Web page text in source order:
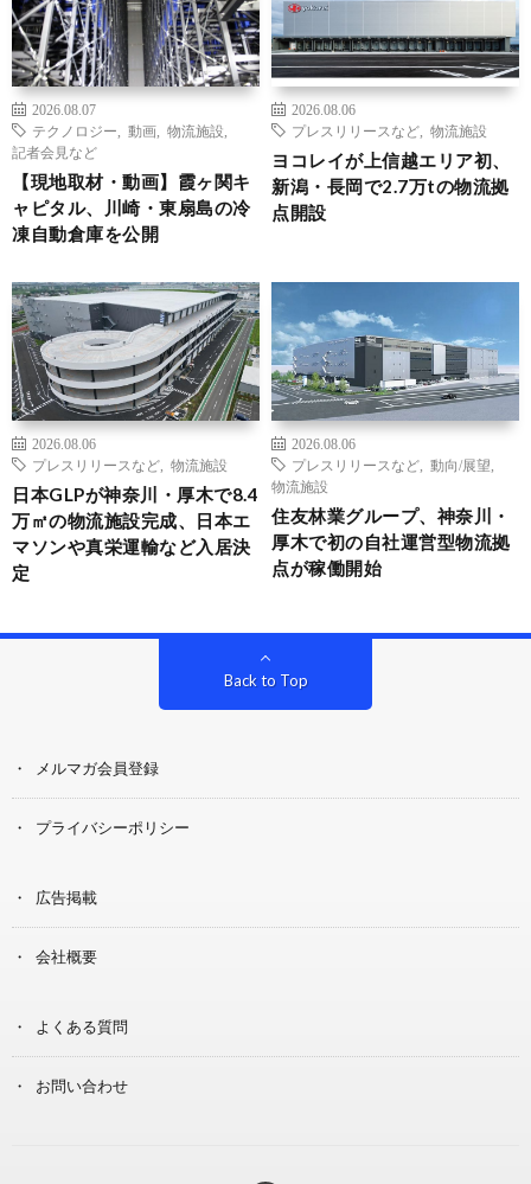
2026.08.07
テクノロジー
動画 物流施設
記者会見など
【現地取材・動画】霞ヶ関キ
ャピタル、川崎・東扇島の冷
凍自動倉庫を公開
2026.08.06
プレスリリースなど
物流施設
ヨコレイが上信越エリア初、
新潟・長岡で2.7万tの物流拠
点開設
2026.08.06
プレスリリースなど
物流施設
日本GLPが神奈川・厚木で8.4
万㎡の物流施設完成、日本エ
マソンや真栄運輸など入居決
定
2026.08.06
プレスリリースなど
動向/展望
物流施設
住友林業グループ、神奈川・
厚木で初の自社運営型物流拠
点が稼働開始
Back to Top
メルマガ会員登録
プライバシーポリシー
広告掲載
会社概要
よくある質問
お問い合わせ